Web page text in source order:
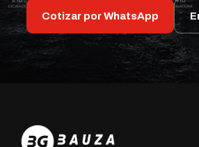
Cotizar por WhatsApp